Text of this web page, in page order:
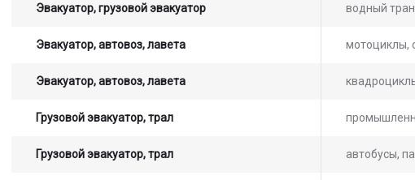
Эвакуатор, грузовой эвакуатор водный
Эвакуатор, автовоз, лавета мотоциклы,
Эвакуатор, автовоз, лавета
Грузовой эвакуатор, трал
Грузовой эвакуатор, трал автобусы,